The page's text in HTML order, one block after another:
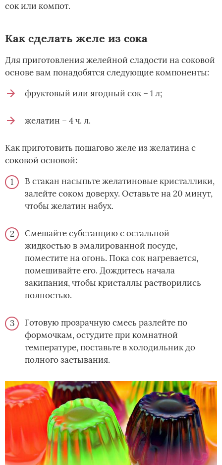
сок или компот.
Как сделать желе из сока
Для приготовления желейной сладости на соковой
основе вам понадобятся следующие компоненты:
фруктовый или ягодный сок – 1 л;
желатин – 4 ч. л.
Как приготовить пошагово желе из желатина с
соковой основой:
В стакан насыпьте желатиновые кристаллики,
залейте соком доверху. Оставьте на 20 минут,
чтобы желатин набух.
Смешайте субстанцию с остальной
жидкостью в эмалированной посуде,
поместите на огонь. Пока сок нагревается,
помешивайте его. Дождитесь начала
закипания, чтобы кристаллы растворились
полностью.
Готовую прозрачную смесь разлейте по
формочкам, остудите при комнатной
температуре, поставьте в холодильник до
полного застывания.